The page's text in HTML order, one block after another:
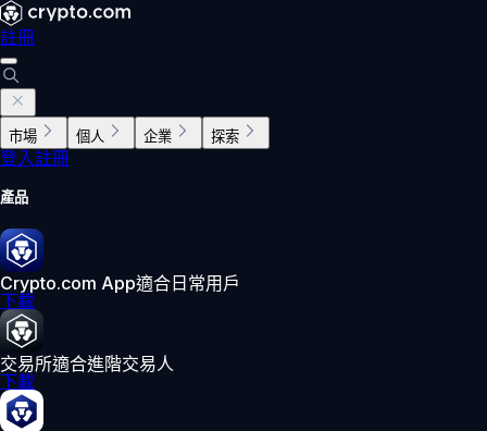
註冊
市場 個人 企業 探索
登入註冊
產品
Crypto.com App適合日常用戶
下載
交易所適合進階交易人
下載